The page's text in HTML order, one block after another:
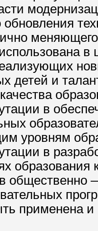
обновления
в
детей и
в
уровням
в
в
применена